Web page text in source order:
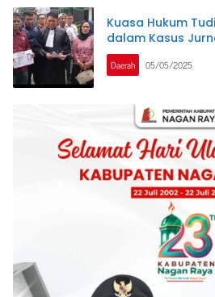
Kuasa Hukum
dalam Kasus
Daerah 05/05/2025